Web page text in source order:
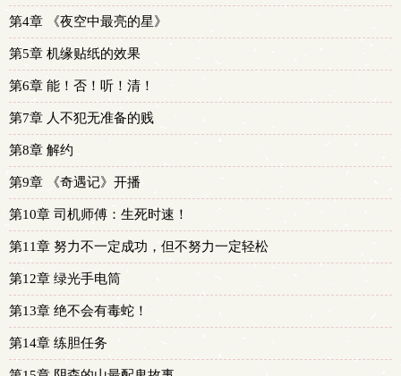
第4章 《夜空中最亮的星》
第5章 机缘贴纸的效果
第6章 能！否！听！清！
第7章 人不犯无准备的贱
第8章 解约
第9章 《奇遇记》开播
第10章 司机师傅：生死时速！
第11章 努力不一定成功，但不努力一定轻松
第12章 绿光手电筒
第13章 绝不会有毒蛇！
第14章 练胆任务